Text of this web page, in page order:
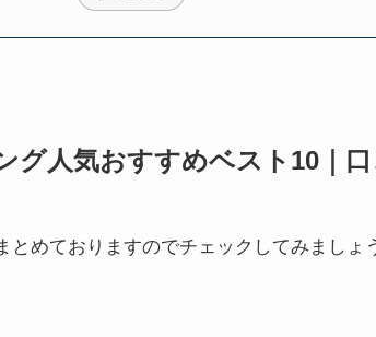
グ人気おすすめベスト10｜
めておりますのでチェックしてみましょ